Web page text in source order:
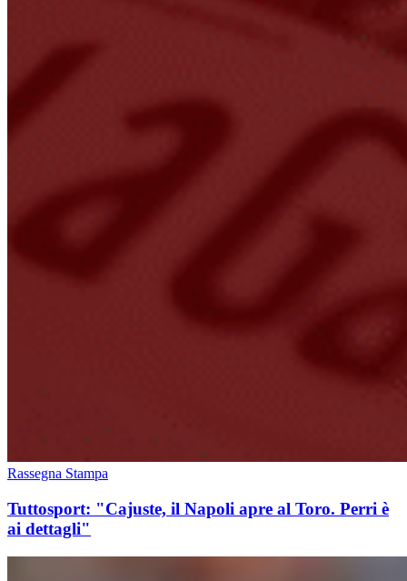
Rassegna Stampa
Tuttosport: "Cajuste, il Napoli apre al Toro. Perri è
ai dettagli"